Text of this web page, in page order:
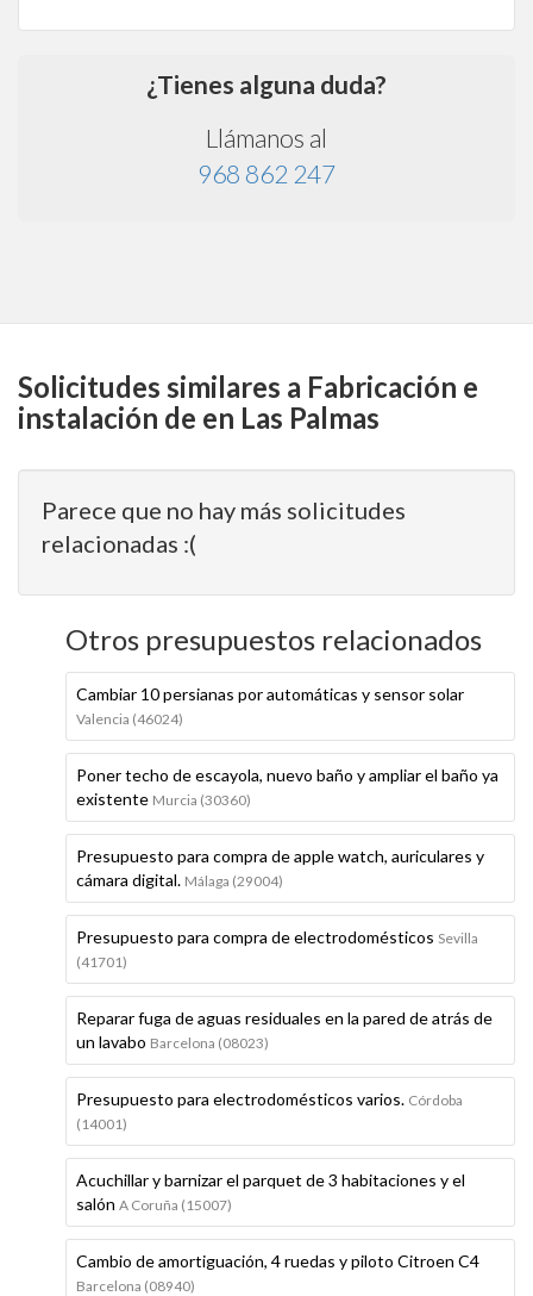
¿Tienes alguna duda?
Llámanos al
968 862 247
Solicitudes similares a Fabricación e
instalación de en Las Palmas
Parece que no hay más solicitudes
relacionadas :(
Otros presupuestos relacionados
Cambiar 10 persianas por automáticas y sensor solar
Valencia (46024)
Poner techo de escayola, nuevo baño y ampliar el baño ya
existente Murcia (30360)
Presupuesto para compra de apple watch, auriculares y
cámara digital. Málaga (29004)
Presupuesto para compra de electrodomésticos Sevilla
(41701)
Reparar fuga de aguas residuales en la pared de atrás de
un lavabo Barcelona (08023)
Presupuesto para electrodomésticos varios. Córdoba
(14001)
Acuchillar y barnizar el parquet de 3 habitaciones y el
salón A Coruña (15007)
Cambio de amortiguación, 4 ruedas y piloto Citroen C4
Barcelona (08940)